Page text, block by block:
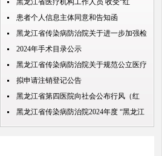
黑龙江省医疗机构工作人员 收受“红
包”处理规定
患者个人信息主体同意和告知函
黑龙江省传染病防治院关于进一步加强检
查检验结果互认项目的公示
2024年手术目录公示
黑龙江省传染病防治院关于规范公立医疗
机构预交金管理工作实施情况的通知
拟申请注销登记公告
黑龙江省第四医院向社会公布行风（红
包） 问题投诉举报电话
黑龙江省传染病防治院2024年度 “黑龙江
人才周”公开招聘 拟录取人员名单公示